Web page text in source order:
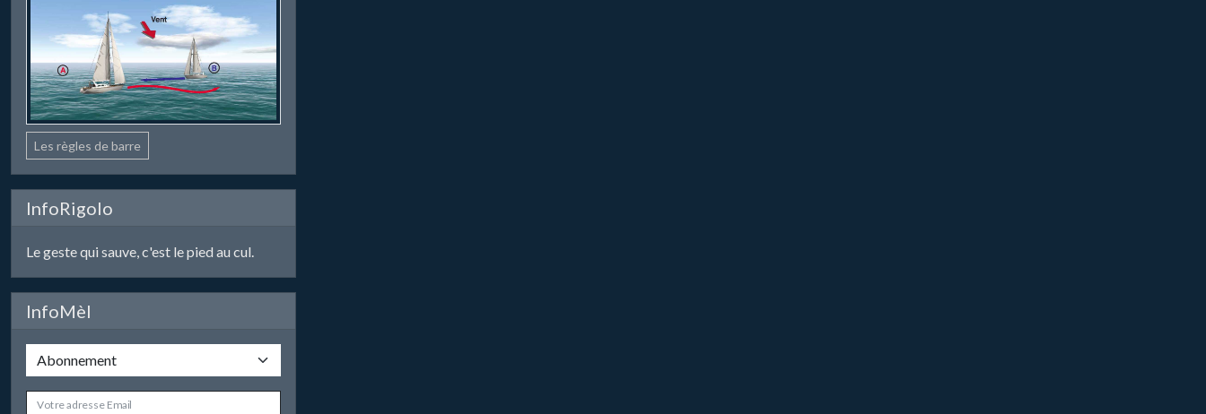
Les règles de barre
InfoRigolo
Le geste qui sauve, c'est le pied au cul.
InfoMèl
Votre adresse Email